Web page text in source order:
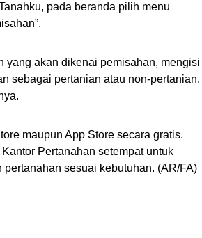
pada beranda pilih menu
yang akan dikenai pemisahan, mengisi
sebagai pertanian atau non-pertanian,
maupun App Store secara gratis.
Pertanahan setempat untuk
sesuai kebutuhan. (AR/FA)